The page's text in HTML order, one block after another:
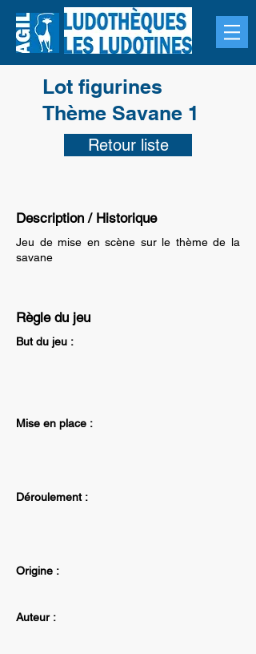
Lot figurines
Thème Savane 1
Retour liste
Description / Historique
Jeu de mise en scène sur le thème de la
savane
Règle du jeu
But du jeu :
Mise en place :
Déroulement :
Origine :
Auteur :